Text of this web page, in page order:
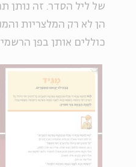
של ליל הסדר. זה נותן
הן לא רק המלצריות
כוללים אותן בפן